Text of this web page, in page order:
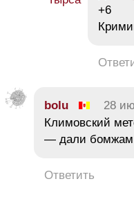
+6
bolu 28
Климовский
— дали бомжам
Ответить